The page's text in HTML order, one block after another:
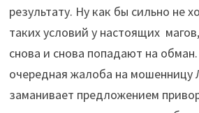
результату. Ну как бы сильно не
таких условий у настоящих
снова и снова попадают на
очередная жалоба на мошенницу
заманивает предложением